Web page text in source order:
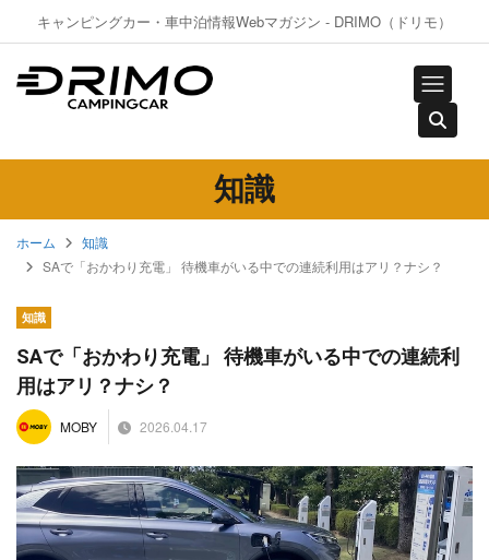
キャンピングカー・車中泊情報Webマガジン - DRIMO（ドリモ）
知識
ホーム
知識
SAで「おかわり充電」 待機車がいる中での連続利用はアリ？ナシ？
知識
SAで「おかわり充電」 待機車がいる中での連続利
用はアリ？ナシ？
MOBY 2026.04.17